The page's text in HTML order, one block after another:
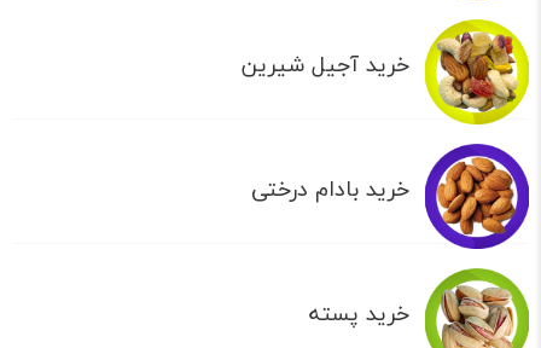
خرید آجیل شیرین
خرید بادام درختی
خرید پسته